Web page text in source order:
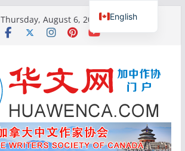
Thursday, August 6, 2026
English